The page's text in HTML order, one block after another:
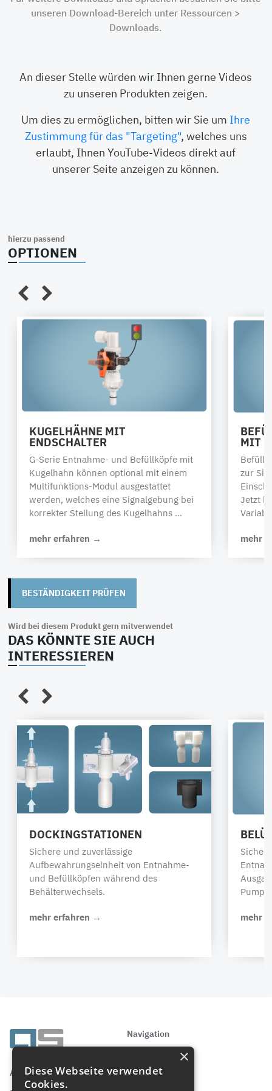
Selbstdichtend.
unseren Download-Bereich unter Ressourcen >
Downloads.
An dieser Stelle würden wir Ihnen gerne Videos
zu unseren Produkten zeigen.
Um dies zu ermöglichen, bitten wir Sie um Ihre
Zustimmung für das "Targeting", welches uns
erlaubt, Ihnen YouTube-Videos direkt auf
unserer Seite anzeigen zu können.
hierzu passend
OPTIONEN
KUGELHÄHNE MIT
ENDSCHALTER
G-Serie Entnahme- und Befüllköpfe mit
Kugelhahn können optional mit einem
Multifunktions-Modul ausgestattet
werden, welches eine Signalgebung bei
korrekter Stellung des Kugelhahns ...
mehr erfahren →
MIT
zur
Jetzt
mehr
BESTÄNDIGKEIT PRÜFEN
Wird bei diesem Produkt gern mitverwendet
DAS KÖNNTE SIE AUCH
INTERESSIEREN
DOCKINGSTATIONEN
Sichere und zuverlässige
Aufbewahrungseinheit von Entnahme-
und Befüllköpfen während des
Behälterwechsels.
mehr erfahren → mehr
AS Strömungstechnik GmbH
Navigation
Produkte
×
Diese Webseite verwendet
Cookies.